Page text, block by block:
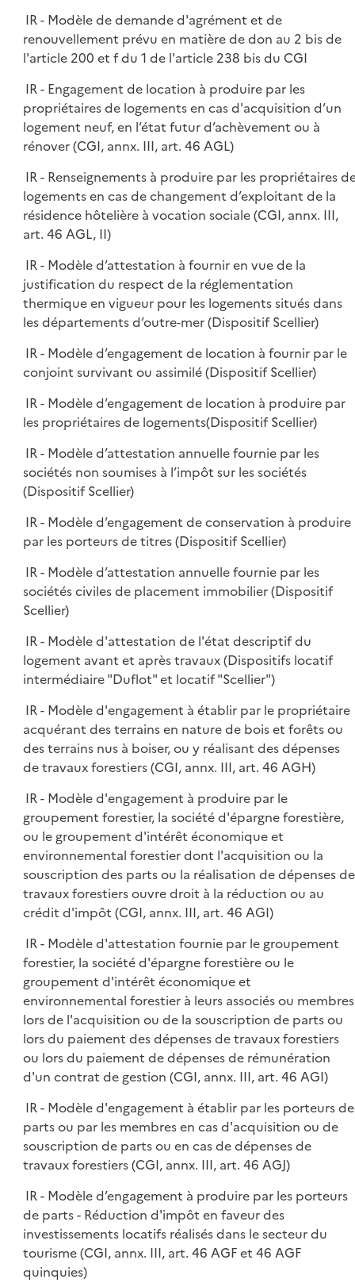
IR - Modèle de demande d'agrément et de
renouvellement prévu en matière de don au 2 bis de
l'article 200 et f du 1 de l'article 238 bis du CGI
IR - Engagement de location à produire par les
propriétaires de logements en cas d'acquisition d’un
logement neuf, en l’état futur d’achèvement ou à
rénover (CGI, annx. III, art. 46 AGL)
IR - Renseignements à produire par les propriétaires
logements en cas de changement d’exploitant de la
résidence hôtelière à vocation sociale (CGI, annx. III,
art. 46 AGL, II)
IR - Modèle d’attestation à fournir en vue de la
justification du respect de la réglementation
thermique en vigueur pour les logements situés dans
les départements d’outre-mer (Dispositif Scellier)
IR - Modèle d’engagement de location à fournir par le
conjoint survivant ou assimilé (Dispositif Scellier)
IR - Modèle d’engagement de location à produire par
les propriétaires de logements(Dispositif Scellier)
IR - Modèle d’attestation annuelle fournie par les
sociétés non soumises à l’impôt sur les sociétés
(Dispositif Scellier)
IR - Modèle d’engagement de conservation à produire
par les porteurs de titres (Dispositif Scellier)
IR - Modèle d’attestation annuelle fournie par les
sociétés civiles de placement immobilier (Dispositif
Scellier)
IR - Modèle d'attestation de l'état descriptif du
logement avant et après travaux (Dispositifs locatif
intermédiaire "Duflot" et locatif "Scellier")
IR - Modèle d'engagement à établir par le propriétaire
acquérant des terrains en nature de bois et forêts ou
des terrains nus à boiser, ou y réalisant des dépenses
de travaux forestiers (CGI, annx. III, art. 46 AGH)
IR - Modèle d'engagement à produire par le
groupement forestier, la société d'épargne forestière,
ou le groupement d'intérêt économique et
environnemental forestier dont l'acquisition ou la
souscription des parts ou la réalisation de dépenses de
travaux forestiers ouvre droit à la réduction ou au
crédit d'impôt (CGI, annx. III, art. 46 AGI)
IR - Modèle d'attestation fournie par le groupement
forestier, la société d'épargne forestière ou le
groupement d'intérêt économique et
environnemental forestier à leurs associés ou membres
lors de l'acquisition ou de la souscription de parts ou
lors du paiement des dépenses de travaux forestiers
ou lors du paiement de dépenses de rémunération
d'un contrat de gestion (CGI, annx. III, art. 46 AGI)
IR - Modèle d'engagement à établir par les porteurs de
parts ou par les membres en cas d'acquisition ou de
souscription de parts ou en cas de dépenses de
travaux forestiers (CGI, annx. III, art. 46 AGJ)
IR - Modèle d’engagement à produire par les porteurs
de parts - Réduction d'impôt en faveur des
investissements locatifs réalisés dans le secteur du
tourisme (CGI, annx. III, art. 46 AGF et 46 AGF
quinquies)